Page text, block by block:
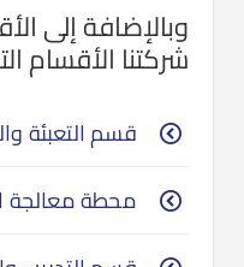
وبالإضافة إلى
شركتنا الأقسام
قسم التعبئة
محطة معالجة